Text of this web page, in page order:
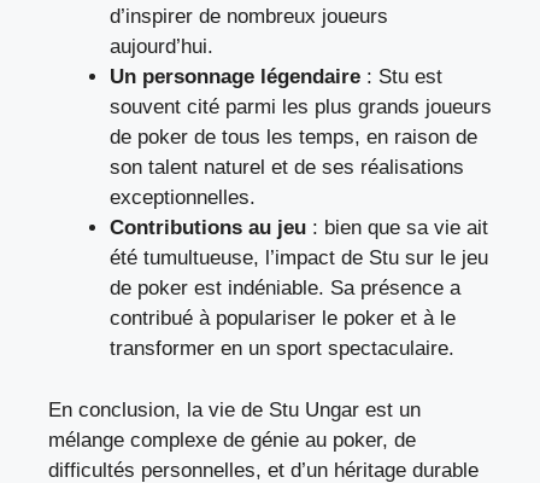
d’inspirer de nombreux joueurs
aujourd’hui.
Un personnage légendaire : Stu est
souvent cité parmi les plus grands joueurs
de poker de tous les temps, en raison de
son talent naturel et de ses réalisations
exceptionnelles.
Contributions au jeu : bien que sa vie ait
été tumultueuse, l’impact de Stu sur le jeu
de poker est indéniable. Sa présence a
contribué à populariser le poker et à le
transformer en un sport spectaculaire.
En conclusion, la vie de Stu Ungar est un
mélange complexe de génie au poker, de
difficultés personnelles, et d’un héritage durable